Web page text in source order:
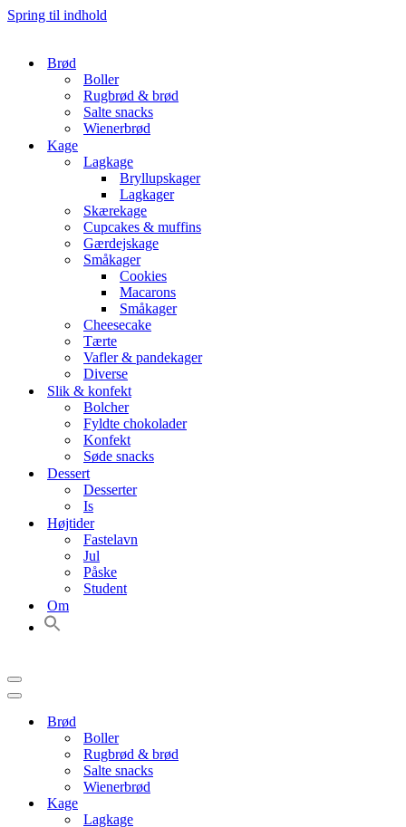
Spring til indhold
Brød
Boller
Rugbrød & brød
Salte snacks
Wienerbrød
Kage
Lagkage
Bryllupskager
Lagkager
Skærekage
Cupcakes & muffins
Gærdejskage
Småkager
Cookies
Macarons
Småkager
Cheesecake
Tærte
Vafler & pandekager
Diverse
Slik & konfekt
Bolcher
Fyldte chokolader
Konfekt
Søde snacks
Dessert
Desserter
Is
Højtider
Fastelavn
Jul
Påske
Student
Om
Navigation
menu
Navigation
Brød
Boller
Rugbrød & brød
Salte snacks
Wienerbrød
Kage
Lagkage